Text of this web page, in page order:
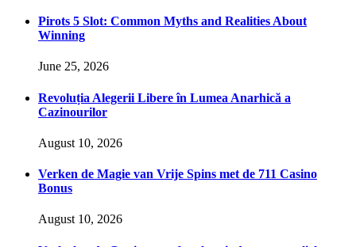
Pirots 5 Slot: Common Myths and Realities About
Winning
June 25, 2026
Revoluția Alegerii Libere în Lumea Anarhică a
Cazinourilor
August 10, 2026
Verken de Magie van Vrije Spins met de 711 Casino
Bonus
August 10, 2026